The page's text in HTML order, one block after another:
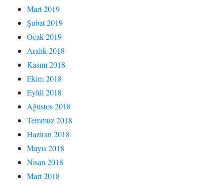
Mart 2019
Şubat 2019
Ocak 2019
Aralık 2018
Kasım 2018
Ekim 2018
Eylül 2018
Ağustos 2018
Temmuz 2018
Haziran 2018
Mayıs 2018
Nisan 2018
Mart 2018